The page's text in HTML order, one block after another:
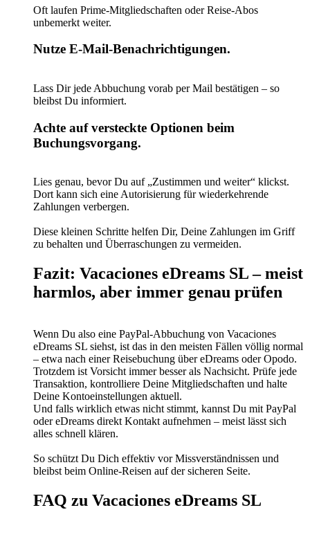
Oft laufen Prime-Mitgliedschaften oder Reise-Abos
unbemerkt weiter.
Nutze E-Mail-Benachrichtigungen.
Lass Dir jede Abbuchung vorab per Mail bestätigen – so
bleibst Du informiert.
Achte auf versteckte Optionen beim
Buchungsvorgang.
Lies genau, bevor Du auf „Zustimmen und weiter“ klickst.
Dort kann sich eine Autorisierung für wiederkehrende
Zahlungen verbergen.
Diese kleinen Schritte helfen Dir, Deine Zahlungen im Griff
zu behalten und Überraschungen zu vermeiden.
Fazit: Vacaciones eDreams SL – meist
harmlos, aber immer genau prüfen
Wenn Du also eine PayPal-Abbuchung von Vacaciones
eDreams SL siehst, ist das in den meisten Fällen völlig normal
– etwa nach einer Reisebuchung über eDreams oder Opodo.
Trotzdem ist Vorsicht immer besser als Nachsicht. Prüfe jede
Transaktion, kontrolliere Deine Mitgliedschaften und halte
Deine Kontoeinstellungen aktuell.
Und falls wirklich etwas nicht stimmt, kannst Du mit PayPal
oder eDreams direkt Kontakt aufnehmen – meist lässt sich
alles schnell klären.
So schützt Du Dich effektiv vor Missverständnissen und
bleibst beim Online-Reisen auf der sicheren Seite.
FAQ zu Vacaciones eDreams SL